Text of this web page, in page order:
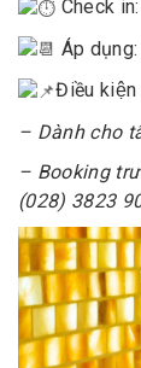
Check
Áp
Điều kiện
– Dành cho
– Booking
(028) 3823